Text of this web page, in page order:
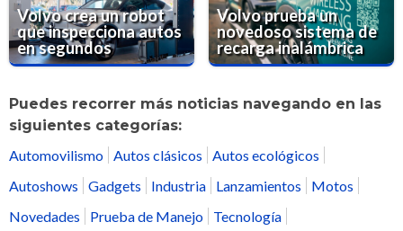
Volvo crea un robot
que inspecciona autos
en segundos
Volvo prueba un
novedoso sistema de
recarga inalámbrica
Puedes recorrer más noticias navegando en las
siguientes categorías:
Automovilismo Autos clásicos
Autos ecológicos
Autoshows
Gadgets Industria Lanzamientos
Motos
Novedades
Prueba de Manejo
Tecnología